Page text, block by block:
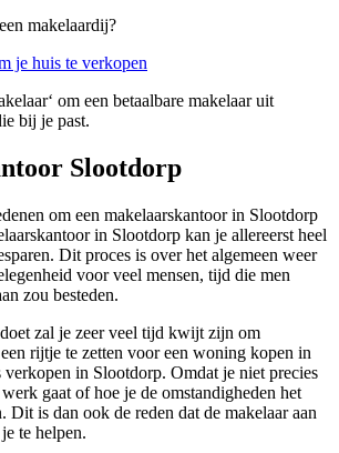
makelaardij?
je huis te verkopen
om een betaalbare makelaar uit
bij je past.
Slootdorp
om een makelaarskantoor in Slootdorp
in Slootdorp kan je allereerst heel
Dit proces is over het algemeen weer
voor veel mensen, tijd die men
zou besteden.
zal je zeer veel tijd kwijt zijn om
rijtje te zetten voor een woning kopen in
in Slootdorp. Omdat je niet precies
gaat of hoe je de omstandigheden het
Dit is dan ook de reden dat de makelaar aan
te helpen.